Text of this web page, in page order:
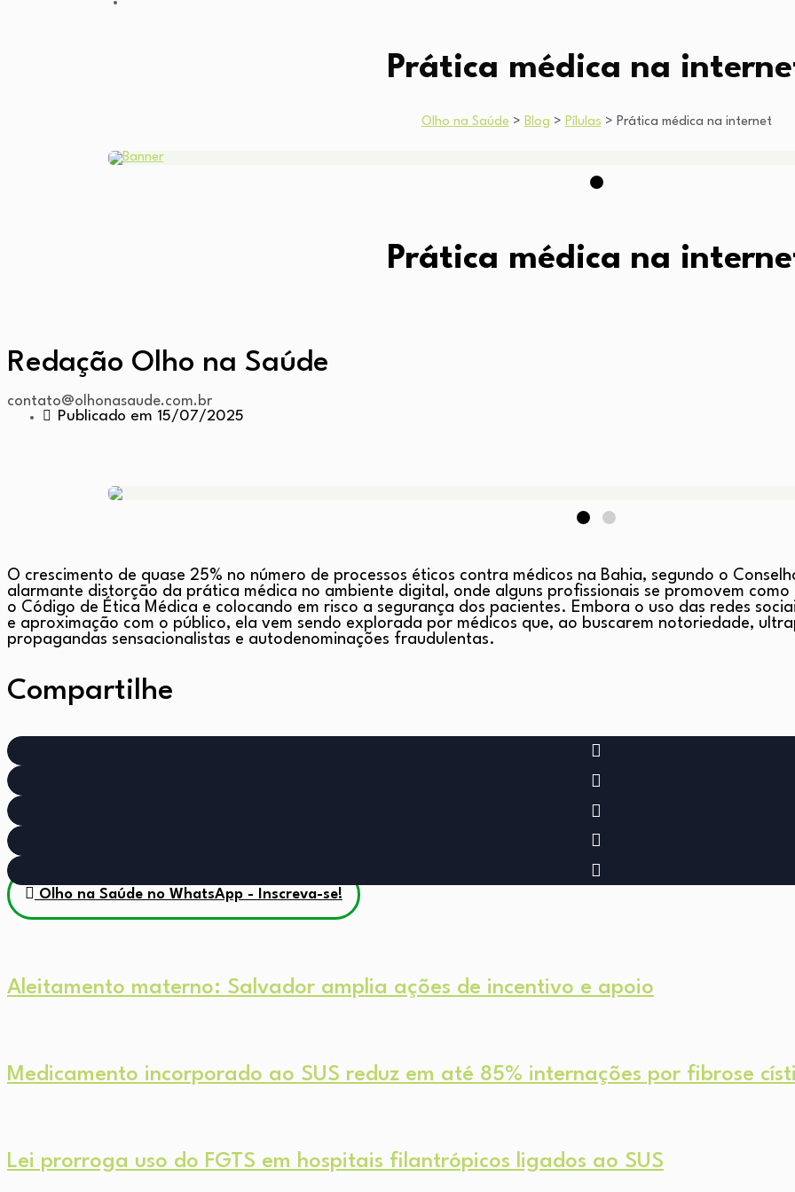
Prática médica na
Olho na Saúde> Blog > Pílulas > Prática médica na internet
Prática médica na
Redação Olho na Saúde
contato@olhonasaude.com.br
Publicado em 15/07/2025
O crescimento de quase 25% no número de processos éticos contra médicos na Bahia, segundo o
alarmante distorção da prática médica no ambiente digital, onde alguns profissionais se promovem
o Código de Ética Médica e colocando em risco a segurança dos pacientes. Embora o uso das redes
e aproximação com o público, ela vem sendo explorada por médicos que, ao buscarem notoriedade,
propagandas sensacionalistas e autodenominações fraudulentas.
Compartilhe
Olho na Saúde no WhatsApp - Inscreva-se!
Aleitamento materno: Salvador amplia ações de incentivo e apoio
Medicamento incorporado ao SUS reduz em até 85% internações por fibrose
Lei prorroga uso do FGTS em hospitais filantrópicos ligados ao SUS